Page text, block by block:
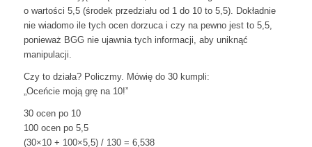
o wartości 5,5 (środek przedziału od 1 do 10 to 5,5). Dokładnie
nie wiadomo ile tych ocen dorzuca i czy na pewno jest to 5,5,
ponieważ BGG nie ujawnia tych informacji, aby uniknąć
manipulacji.
Czy to działa? Policzmy. Mówię do 30 kumpli:
„Oceńcie moją grę na 10!”
30 ocen po 10
100 ocen po 5,5
(30×10 + 100×5,5) / 130 = 6,538